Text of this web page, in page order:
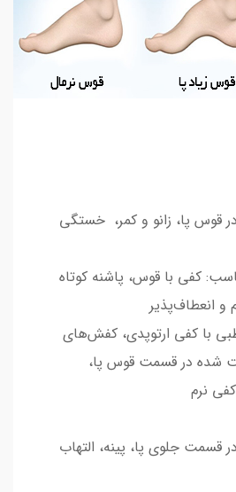
قوس پا، زانو و کمر، خستگی
کفی با قوس، پاشنه کوتاه
انعطاف‌پذیر
با کفی ارتوپدی، کفش‌های
شده در قسمت قوس پا،
نرم
قسمت جلوی پا، پینه، التهاب